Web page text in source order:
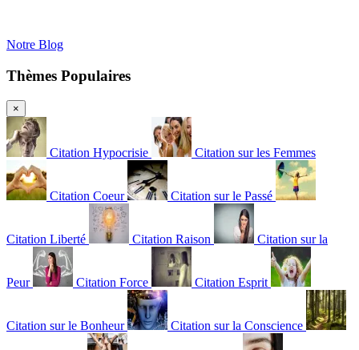
Notre Blog
Thèmes Populaires
×
Citation Hypocrisie Citation sur les Femmes
Citation Coeur Citation sur le Passé
Citation Liberté Citation Raison Citation sur la
Peur Citation Force Citation Esprit
Citation sur le Bonheur Citation sur la Conscience